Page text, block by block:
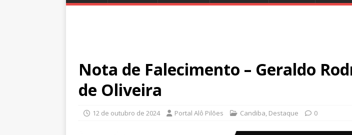
Nota de Falecimento – Geraldo
de Oliveira
12 de outubro de 2024 Portal Alô Pilões Candiba, Destaque 0